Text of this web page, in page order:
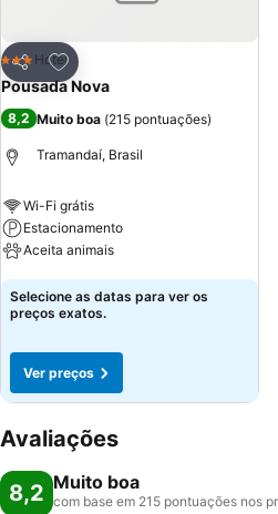
Partilhar
Adicionar aos favoritos
3 Estrelas
Hotel
Pousada Nova
8,2 Muito boa (215 pontuações)
Tramandaí, Brasil
Wi-Fi grátis
Estacionamento
Aceita animais
Ver preços
Selecione as datas para ver os
preços exatos.
Ver preços
Avaliações
8,2 Muito boa
com base em 215 pontuações nos